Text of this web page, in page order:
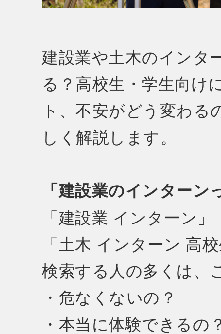
建設業や土木のインタ
る？高校生・学生向け
ト、不安がどう変わる
しく解説します。
「建設業のインター
「建設業 インターン」
「土木 インターン 高
検索する人の多くは、
・危なくないの？
・本当に体験できるの